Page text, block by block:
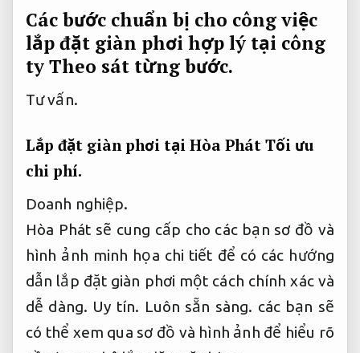
Các bước chuẩn bị cho công việc
lắp đặt giàn phơi hợp lý tại công
tyTheo sát từng bước.
Tư vấn.
Lắp đặt giàn phơi tại Hòa Phát Tối ưu
chi phí.
Doanh nghiệp.
Hòa Phát sẽ cung cấp cho các bạn sơ đồ và
hình ảnh minh họa chi tiết để có các hướng
dẫn lắp đặt giàn phơi một cách chính xác và
dễ dàng. Uy tín. Luôn sẵn sàng. các bạn sẽ
có thể xem qua sơ đồ và hình ảnh để hiểu rõ